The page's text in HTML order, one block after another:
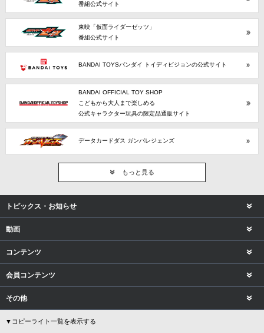
番組公式サイト
東映「仮面ライダーゼッツ」
番組公式サイト
BANDAI TOYSバンダイ トイディビジョンの公式サイト
BANDAI OFFICIAL TOY SHOP
こどもから大人まで楽しめる
公式キャラクター玩具の限定品通販サイト
データカードダス ガンバレジェンズ
もっと見る
トピックス・お知らせ
動画
コンテンツ
会員コンテンツ
その他
▼コピーライト一覧を表示する